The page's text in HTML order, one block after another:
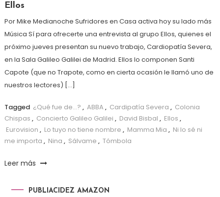
Ellos
Por Mike Medianoche Sufridores en Casa activa hoy su lado más
Música Sí para ofrecerte una entrevista al grupo Ellos, quienes el
próximo jueves presentan su nuevo trabajo, Cardiopatía Severa,
en la Sala Galileo Galilei de Madrid. Ellos lo componen Santi
Capote (que no Trapote, como en cierta ocasión le llamó uno de
nuestros lectores) […]
Tagged ¿Qué fue de...? , ABBA , Cardipatía Severa , Colonia
Chispas , Concierto Galileo Galilei , David Bisbal , Ellos ,
Eurovision , Lo tuyo no tiene nombre , Mamma Mia , Ni lo sé ni
me importa , Nina , Sálvame , Tómbola
Leer más
PUBLIACIDEZ AMAZON